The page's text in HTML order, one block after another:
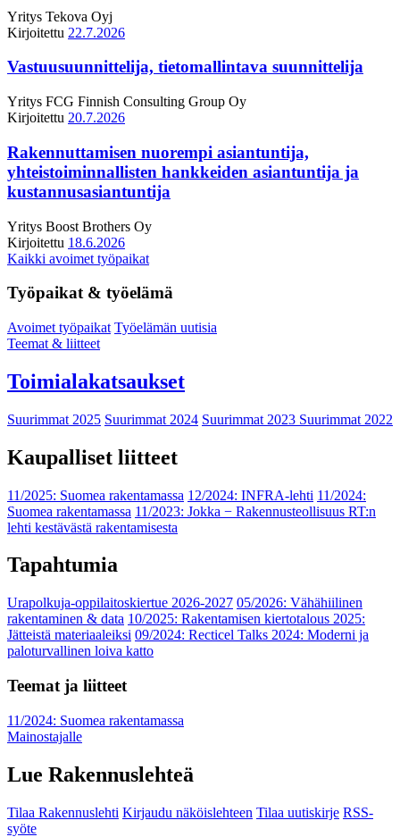
Yritys Tekova Oyj
Kirjoitettu 22.7.2026
Vastuusuunnittelija, tietomallintava suunnittelija
Yritys FCG Finnish Consulting Group Oy
Kirjoitettu 20.7.2026
Rakennuttamisen nuorempi asiantuntija,
yhteistoiminnallisten hankkeiden asiantuntija ja
kustannusasiantuntija
Yritys Boost Brothers Oy
Kirjoitettu 18.6.2026
Kaikki avoimet työpaikat
Työpaikat & työelämä
Avoimet työpaikat Työelämän uutisia
Teemat & liitteet
Toimialakatsaukset
Suurimmat 2025 Suurimmat 2024 Suurimmat 2023 Suurimmat 2022
Kaupalliset liitteet
11/2025: Suomea rakentamassa 12/2024: INFRA-lehti 11/2024:
Suomea rakentamassa 11/2023: Jokka − Rakennusteollisuus RT:n
lehti kestävästä rakentamisesta
Tapahtumia
Urapolkuja-oppilaitoskiertue 2026-2027 05/2026: Vähähiilinen
rakentaminen & data 10/2025: Rakentamisen kiertotalous 2025:
Jätteistä materiaaleiksi 09/2024: Recticel Talks 2024: Moderni ja
paloturvallinen loiva katto
Teemat ja liitteet
11/2024: Suomea rakentamassa
Mainostajalle
Lue Rakennuslehteä
Tilaa Rakennuslehti Kirjaudu näköislehteen Tilaa uutiskirje RSS-
syöte